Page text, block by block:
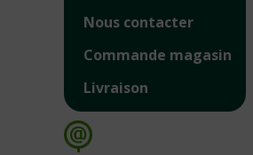
Nous contacter
Commande magasin
Livraison